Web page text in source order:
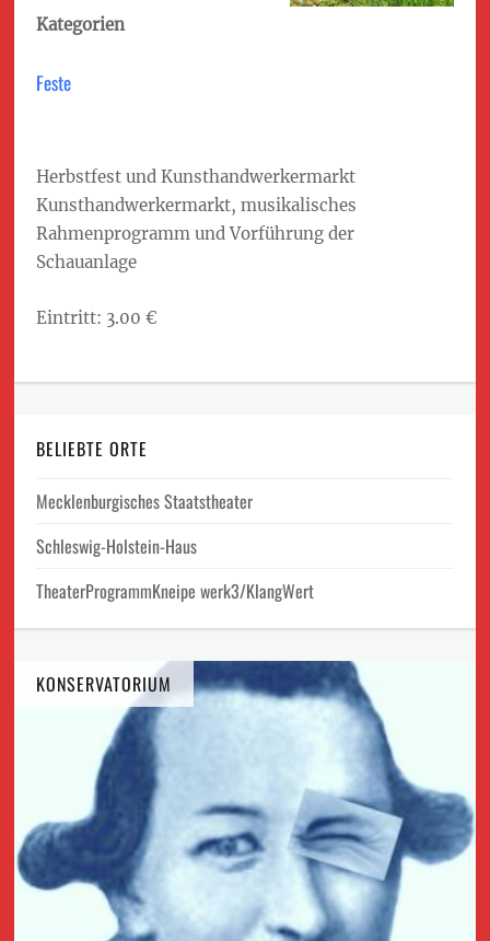
Kategorien
Feste
Herbstfest und Kunsthandwerkermarkt
Kunsthandwerkermarkt, musikalisches
Rahmenprogramm und Vorführung der
Schauanlage
Eintritt: 3.00 €
BELIEBTE ORTE
Mecklenburgisches Staatstheater
Schleswig-Holstein-Haus
TheaterProgrammKneipe werk3/KlangWert
KONSERVATORIUM